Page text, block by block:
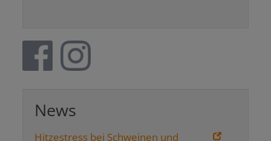
News
Hitzestress bei Schweinen und